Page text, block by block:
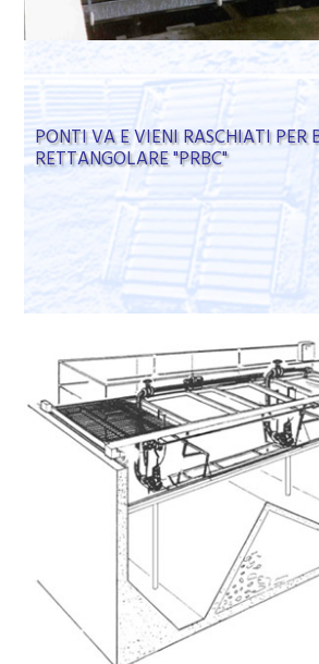
PONTI VA E VIENI RASCHIATI PER
RETTANGOLARE "PRBC"